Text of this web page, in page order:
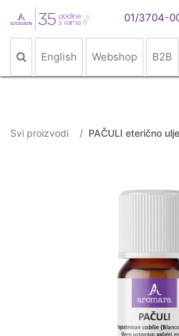
01/3704-
English Webshop B2B
Svi proizvodi PAČULI eterično